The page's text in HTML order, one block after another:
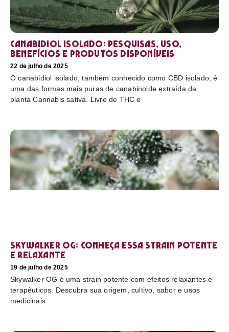
Canabidiol Isolado: pesquisas, uso,
benefícios e produtos disponíveis
22 de julho de 2025
O canabidiol isolado, também conhecido como CBD isolado, é
uma das formas mais puras de canabinoide extraída da
planta Cannabis sativa. Livre de THC e
Skywalker OG: conheça essa strain potente
e relaxante
19 de julho de 2025
Skywalker OG é uma strain potente com efeitos relaxantes e
terapêuticos. Descubra sua origem, cultivo, sabor e usos
medicinais.